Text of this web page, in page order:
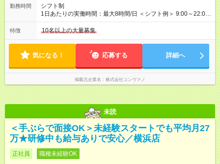
万4，701円 ＜別途支給手当＞ ・インセンティブ：月10万円以
上も可能！ ・賞与：年2回(6月/12月)※業績による ・交通費：月
たり) ・回数：随時 ・反映時期：次月の給与から ・評価手法：
社内評価に基づく ※あなたの頑張りをしっかり評価します！で
きることが増えるほどお給料に反映される環境です。 【試用期
間】試用期間あり 試用期間の長さ：6ヶ月 ※ 雇用形態と給与
に、本採用時と異なる部分があります。 雇用形態：中途採用
（契約社員） 給与：月給 220,000円以上 上記額にはみなし残業
代 8,552円／月 みなし残業時間 5.5時間／月
勤務時間
シフト制
1日あたりの実働時間：最大8時間/日 ＜シフト例＞ 9:00～22:00
でのシフト制（実働8時間／休憩60分） ※月平均の残業時間は、
17時間以下です。 ※営業時間は【平日】11：00～22：00、【土
に準じます。
特徴 10名以上の大量募集
気になる！ 応募する 詳細へ
掲載元企業名 株式会社コンヴァノ
未読
＜手ぶらで面接OK＞未経験スタートでも平均月27
万★研修中も給与ありで安心／横浜店
正社員 職種未経験OK